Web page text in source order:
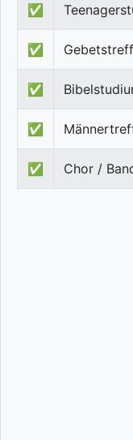
✅
✅
✅
✅
✅ Chor /